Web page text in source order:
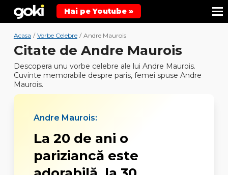
Hai pe Youtube »
Acasa / Vorbe Celebre / Andre Maurois
Citate de Andre Maurois
Descopera unu vorbe celebre ale lui Andre Maurois.
Cuvinte memorabile despre paris, femei spuse Andre
Maurois.
Andre Maurois:
La 20 de ani o
pariziancă este